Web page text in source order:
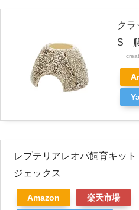
ク
S
レプテリアレオパ飼育キッ
ジェックス
Amazon 楽天市場